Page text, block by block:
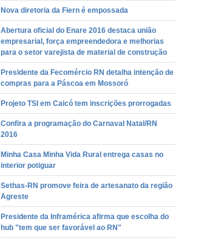
Nova diretoria da Fiern é empossada
Abertura oficial do Enare 2016 destaca união
empresarial, força empreendedora e melhorias
para o setor varejista de material de construção
Presidente da Fecomércio RN detalha intenção de
compras para a Páscoa em Mossoró
Projeto TSI em Caicó tem inscrições prorrogadas
Confira a programação do Carnaval Natal/RN
2016
Minha Casa Minha Vida Rural entrega casas no
interior potiguar
Sethas-RN promove feira de artesanato da região
Agreste
Presidente da Inframérica afirma que escolha do
hub "tem que ser favorável ao RN"